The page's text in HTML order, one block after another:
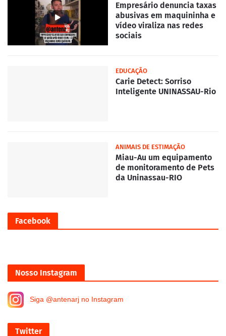
Empresário denuncia taxas
abusivas em maquininha e
vídeo viraliza nas redes
sociais
EDUCAÇÃO
Carie Detect: Sorriso
Inteligente UNINASSAU-Rio
ANIMAIS DE ESTIMAÇÃO
Miau-Au um equipamento
de monitoramento de Pets
da Uninassau-RIO
Facebook
Nosso Instagram
Siga @antenarj no Instagram
Twitter